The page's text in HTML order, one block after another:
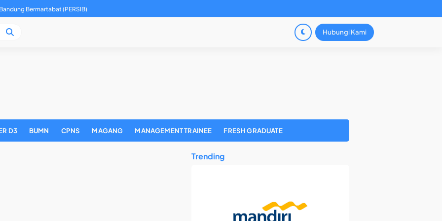
Bermartabat (PERSIB)
Hubungi Kami
D3 BUMN CPNS MAGANG MANAGEMENT TRAINEE FRESH GRADUATE
Trending